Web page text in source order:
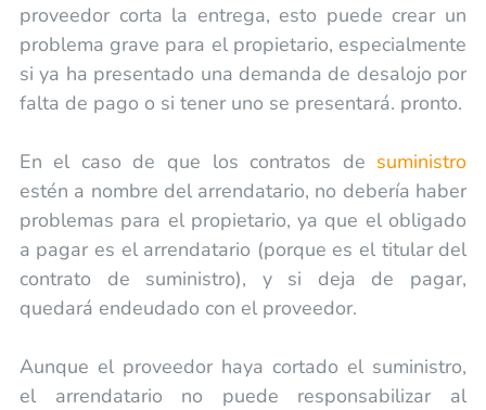
proveedor corta la entrega, esto puede crear un
problema grave para el propietario, especialmente
si ya ha presentado una demanda de desalojo por
falta de pago o si tener uno se presentará. pronto.
En el caso de que los contratos de suministro
estén a nombre del arrendatario, no debería haber
problemas para el propietario, ya que el obligado
a pagar es el arrendatario (porque es el titular del
contrato de suministro), y si deja de pagar,
quedará endeudado con el proveedor.
Aunque el proveedor haya cortado el suministro,
el arrendatario no puede responsabilizar al